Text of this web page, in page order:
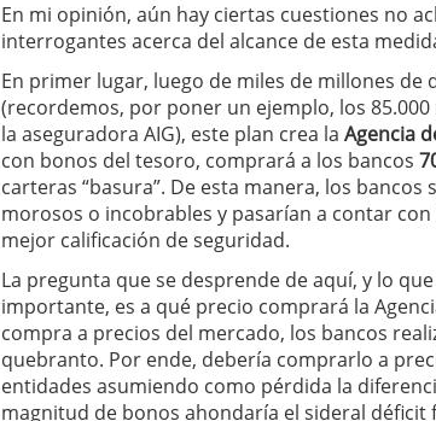
En mi opinión, aún hay ciertas cuestiones no
interrogantes acerca del alcance de esta
En primer lugar, luego de miles de millones de
(recordemos, por poner un ejemplo, los
la aseguradora AIG), este plan crea la Agencia
con bonos del tesoro, comprará a los bancos
carteras “basura”. De esta manera, los
morosos o incobrables y pasarían a contar
mejor calificación de seguridad.
La pregunta que se desprende de aquí, y lo
importante, es a qué precio comprará la
compra a precios del mercado, los bancos
quebranto. Por ende, debería comprarlo a
entidades asumiendo como pérdida la
magnitud de bonos ahondaría el sideral